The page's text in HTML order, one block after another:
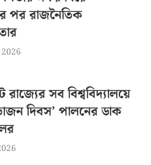
পর রাজনৈতিক
সব বিশ্ববিদ্যালয়ে
দিবস’ পালনের ডাক